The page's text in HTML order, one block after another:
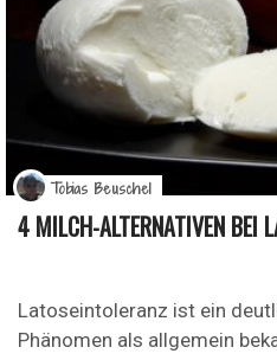
4 MILCH-ALTERNATIVEN BEI
Latoseintoleranz ist ein
Phänomen als allgemein
Tobias Beuschel